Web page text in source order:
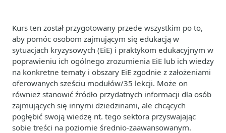
Kurs ten został przygotowany przede wszystkim po to,
aby pomóc osobom zajmującym się edukacją w
sytuacjach kryzysowych (EiE) i praktykom edukacyjnym w
poprawieniu ich ogólnego zrozumienia EiE lub ich wiedzy
na konkretne tematy i obszary EiE zgodnie z założeniami
oferowanych sześciu modułów/35 lekcji. Może on
również stanowić źródło przydatnych informacji dla osób
zajmujących się innymi dziedzinami, ale chcących
pogłębić swoją wiedzę nt. tego sektora przyswajając
sobie treści na poziomie średnio-zaawansowanym.